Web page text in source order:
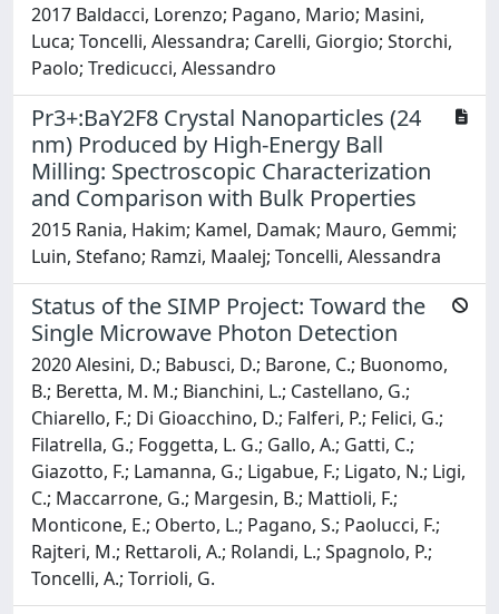
2017 Baldacci, Lorenzo; Pagano, Mario; Masini,
Luca; Toncelli, Alessandra; Carelli, Giorgio; Storchi,
Paolo; Tredicucci, Alessandro
Pr3+:BaY2F8 Crystal Nanoparticles (24
nm) Produced by High-Energy Ball
Milling: Spectroscopic Characterization
and Comparison with Bulk Properties
2015 Rania, Hakim; Kamel, Damak; Mauro, Gemmi;
Luin, Stefano; Ramzi, Maalej; Toncelli, Alessandra
Status of the SIMP Project: Toward the
Single Microwave Photon Detection
2020 Alesini, D.; Babusci, D.; Barone, C.; Buonomo,
B.; Beretta, M. M.; Bianchini, L.; Castellano, G.;
Chiarello, F.; Di Gioacchino, D.; Falferi, P.; Felici, G.;
Filatrella, G.; Foggetta, L. G.; Gallo, A.; Gatti, C.;
Giazotto, F.; Lamanna, G.; Ligabue, F.; Ligato, N.; Ligi,
C.; Maccarrone, G.; Margesin, B.; Mattioli, F.;
Monticone, E.; Oberto, L.; Pagano, S.; Paolucci, F.;
Rajteri, M.; Rettaroli, A.; Rolandi, L.; Spagnolo, P.;
Toncelli, A.; Torrioli, G.